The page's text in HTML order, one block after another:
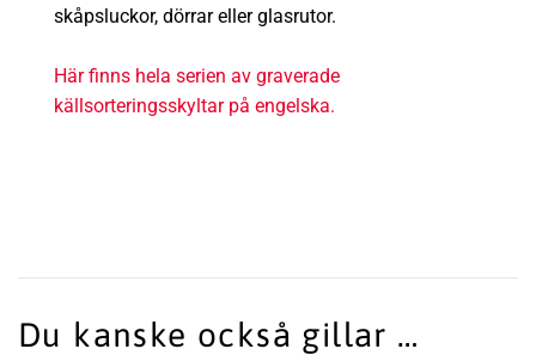
skåpsluckor, dörrar eller glasrutor.
Här finns hela serien av graverade
källsorteringsskyltar på engelska.
Du kanske också gillar …